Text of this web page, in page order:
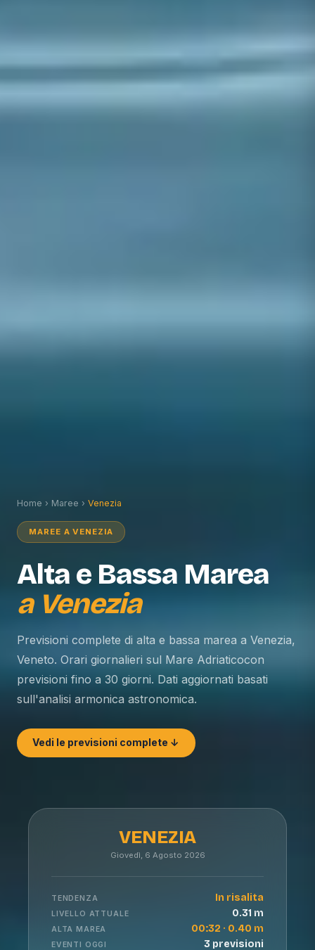
Home › Maree › Venezia
MAREE AVENEZIA
Alta e Bassa Marea
a Venezia
Previsioni complete di alta e bassa marea a Venezia,
Veneto. Orari giornalieri sul Mare Adriaticocon
previsioni fino a 30 giorni. Dati aggiornati basati
sull'analisi armonica astronomica.
Vedi le previsioni complete ↓
VENEZIA
Giovedì, 6 Agosto 2026
TENDENZA In risalita
LIVELLO ATTUALE 0.31 m
ALTA MAREA 00:32 · 0.40 m
EVENTI OGGI 3 previsioni